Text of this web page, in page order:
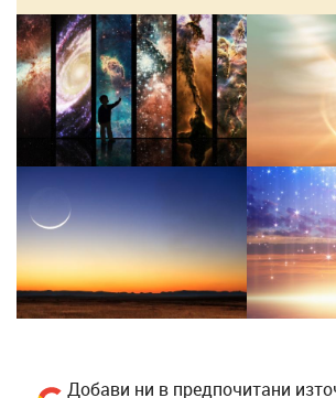
Добави ни в предпочитани